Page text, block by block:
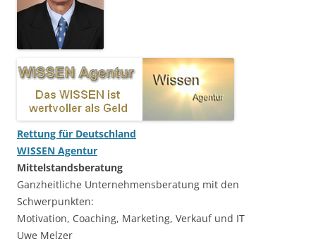
Rettung für Deutschland
WISSEN Agentur
Mittelstandsberatung
Ganzheitliche Unternehmensberatung mit den
Schwerpunkten:
Motivation, Coaching, Marketing, Verkauf und IT
Uwe Melzer